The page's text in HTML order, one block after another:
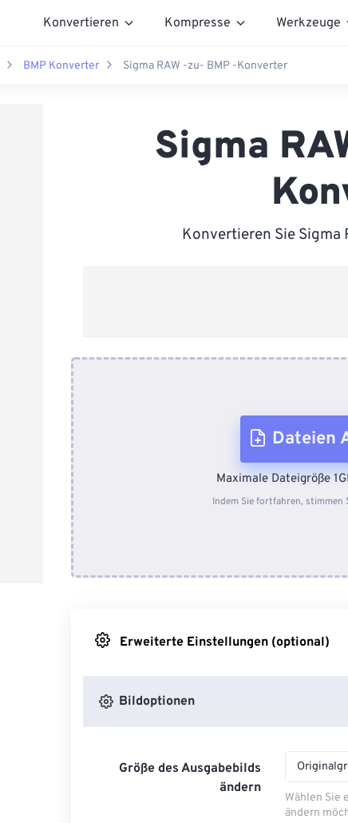
Konvertieren Kompresse Werkzeuge
BMP Konverter Sigma RAW -zu- BMP -Konverter
Sigma
Konvertieren Sie Sigma
Dateien
Vom
Maximale Dateigröße
Indem Sie fortfahren, stimmen
Erweiterte Einstellungen (optional)
Bildoptionen
Größe des Ausgabebilds
ändern
Wählen Sie
ändern